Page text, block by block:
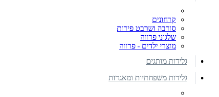
קרחונים
סורבה ושרבט פירות
שלגוני פרווה
מוצרי ילדים - פרווה
גלידות מותגים
גלידות משפחתיות ומאגדות